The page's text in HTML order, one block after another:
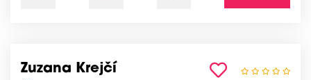
Zuzana Krejčí